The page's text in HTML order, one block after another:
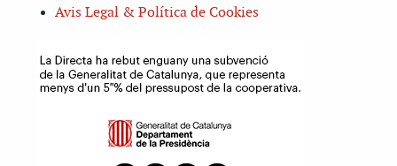
Avis Legal & Política de Cookies